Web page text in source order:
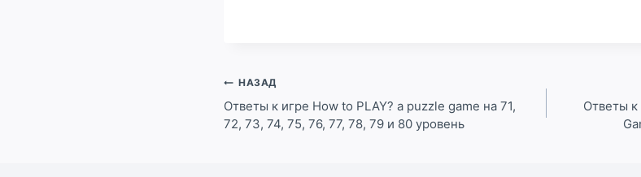
Навигация
по
записям
НАЗАД
Ответы к игре How to PLAY? a puzzle game на 71,
72, 73, 74, 75, 76, 77, 78, 79 и 80 уровень
Ответы